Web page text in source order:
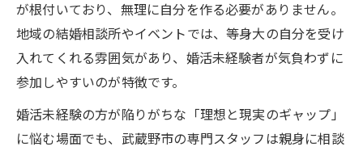
が根付いており、無理に自分を作る必要がありません。
地域の結婚相談所やイベントでは、等身大の自分を受け
入れてくれる雰囲気があり、婚活未経験者が気負わずに
参加しやすいのが特徴です。
婚活未経験の方が陥りがちな「理想と現実のギャップ」
に悩む場面でも、武蔵野市の専門スタッフは親身に相談